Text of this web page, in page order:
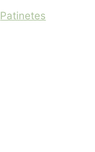
Patinetes